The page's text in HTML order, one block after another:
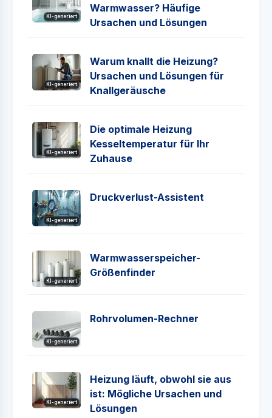
KI-generiert
Warmwasser? Häufige
Ursachen und Lösungen
KI-generiert
Warum knallt die Heizung?
Ursachen und Lösungen für
Knallgeräusche
KI-generiert
Die optimale Heizung
Kesseltemperatur für Ihr
Zuhause
KI-generiert
Druckverlust-Assistent
KI-generiert
Warmwasserspeicher-
Größenfinder
KI-generiert
Rohrvolumen-Rechner
KI-generiert
Heizung läuft, obwohl sie aus
ist: Mögliche Ursachen und
Lösungen